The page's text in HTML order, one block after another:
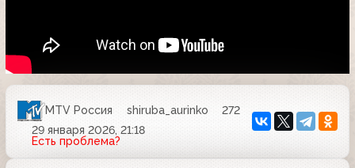
MTV Россия shiruba_aurinko
272
29 января 2026, 21:18
Есть проблема?